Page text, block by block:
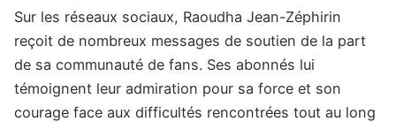
Sur les réseaux sociaux, Raoudha Jean-Zéphirin
reçoit de nombreux messages de soutien de la part
de sa communauté de fans. Ses abonnés lui
témoignent leur admiration pour sa force et son
courage face aux difficultés rencontrées tout au long